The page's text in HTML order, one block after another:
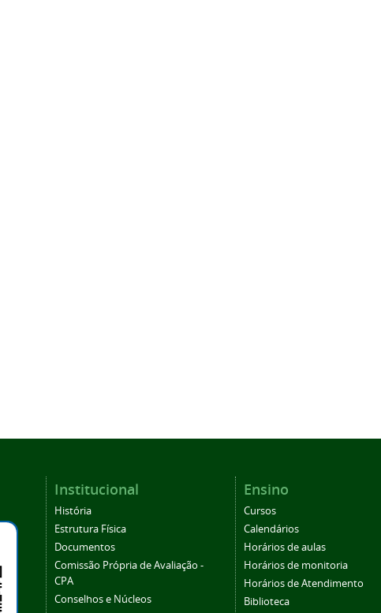
Institucional
História
Estrutura Física
Documentos
Comissão Própria de Avaliação -
CPA
Conselhos e Núcleos
Ensino
Cursos
Calendários
Horários de aulas
Horários de monitoria
Horários de Atendimento
Biblioteca